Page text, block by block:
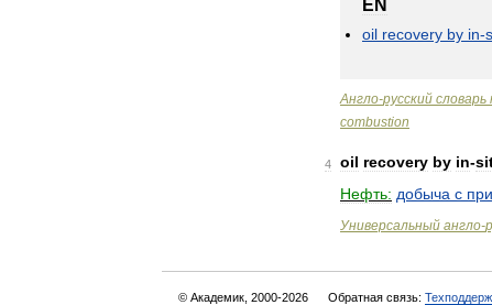
EN
oil recovery by in-
Англо-русский словарь
combustion
4 oil recovery by in-
Нефть: добыча с
Универсальный англо-
© Академик, 2000-2026 Обратная связь: